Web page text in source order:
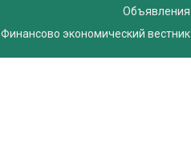
Объявления
Финансово экономический вестник